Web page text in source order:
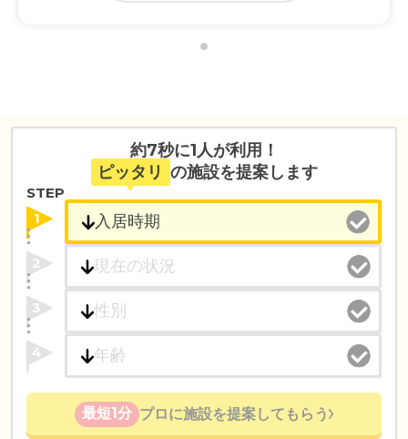
約7秒に1人が利用！
ピッタリ の施設を提案します
STEP
1
2
3
4
最短1分 プロに施設を提案してもらう